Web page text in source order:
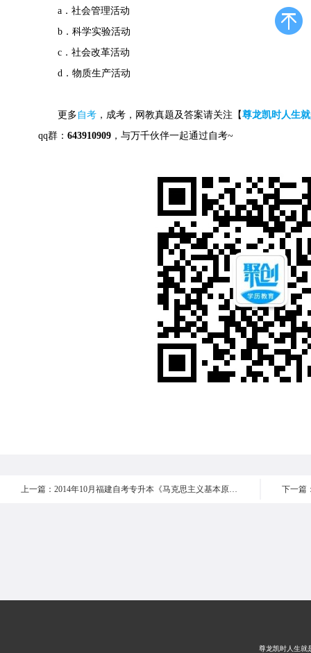
a．社会管理活动
b．科学实验活动
c．社会改革活动
d．物质生产活动
更多 自考 ，成考，网教真题及答案请关注【尊龙凯时人生
qq群： 643910909 ，与万千伙伴一起通过自考~
上一篇：2014年10月福建自考专升本《马克思主义基本原理概论 》真题 汇总
尊龙凯时人生就